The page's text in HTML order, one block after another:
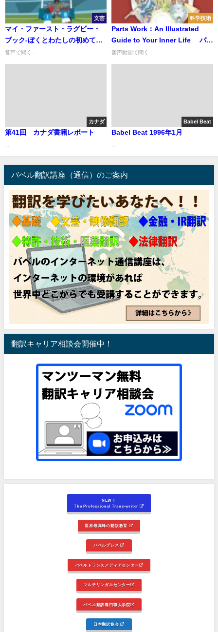
文芸
マイ・ファースト・ラグビー・
ブック‐ぼくとわたしの初めての
ラグビーブック
音声で聞く...
科学技術
Parts Work：An Illustrated
Guide to Your Inner Life パー
ツ・ワーク―内なる自己へのイ
音声動画で聞く...
カナダ
第41回 カナダ書籍レポート
Babel Beat
Babel Beat 1996年1月
バベル翻訳講座（通信）のご案内
翻訳キャリア相談会開催中！
NEW！
The Professional Trans-writer
世界最高峰の翻訳教育
バベルプレス
バベルトランスメディアセンター
マルチリンガルセンター
バベル翻訳専門職大学院
日本翻訳協会